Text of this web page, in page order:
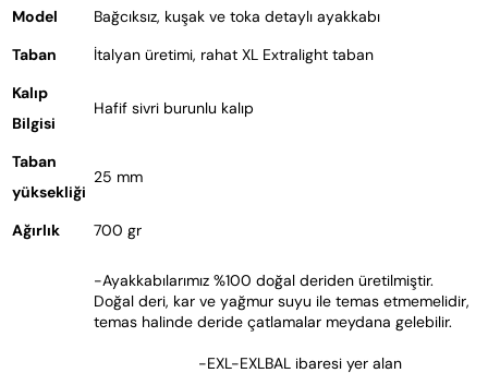
Model
Bağcıksız, kuşak ve toka detaylı ayakkabı
Taban
İtalyan üretimi, rahat XL Extralight taban
Kalıp
Bilgisi
Hafif sivri burunlu kalıp
Taban
yüksekliği
25 mm
Ağırlık 700 gr
-Ayakkabılarımız %100 doğal deriden üretilmiştir.
Doğal deri, kar ve yağmur suyu ile temas etmemelidir,
temas halinde deride çatlamalar meydana gelebilir.